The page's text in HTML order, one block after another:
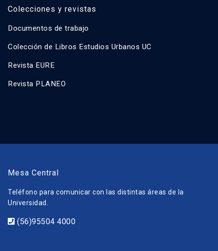
Colecciones y revistas
Documentos de trabajo
Colección de Libros Estudios Urbanos UC
Revista EURE
Revista PLANEO
Mesa Central
Teléfono para comunicar con las distintas áreas de la
Universidad.
(56)95504 4000